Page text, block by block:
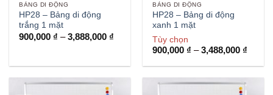
BẢNG DI ĐỘNG
HP28 – Bảng di động
trắng 1 mặt
900,000 ₫ – 3,888,000 ₫
đến
3,888,000 ₫
BẢNG DI ĐỘNG
HP28 – Bảng di động
xanh 1 mặt
Tùy chọn
900,000 ₫ – 3,488,000 ₫
từ